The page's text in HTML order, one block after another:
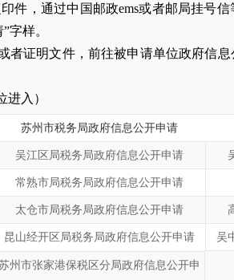
件，通过中国邮政ems或者邮局挂号
字样。
者证明文件，前往被申请单位政府信
入）
苏州市税务局政府信息公开申请
吴江区局税务局政府信息公开申请
常熟市局税务局政府信息公开申请
太仓市局税务局政府信息公开申请
昆山经开区局税务局政府信息公开申请 吴
州市张家港保税区分局政府信息公开申